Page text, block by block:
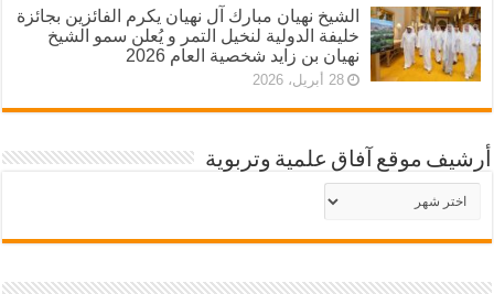
الشيخ نهيان مبارك آل نهيان يكرم الفائزين بجائزة
خليفة الدولية لنخيل التمر و يُعلن سمو الشيخ
نهيان بن زايد شخصية العام 2026
28 أبريل، 2026
أرشيف موقع آفاق علمية وتربوية
أرشيف
موقع